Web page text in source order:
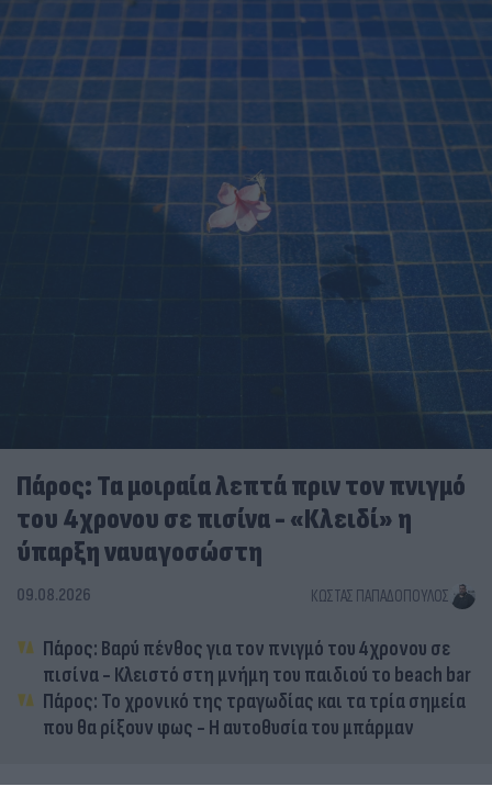
Πάρος: Τα μοιραία λεπτά πριν τον πνιγμό
του 4χρονου σε πισίνα - «Κλειδί» η
ύπαρξη ναυαγοσώστη
09.08.2026 ΚΏΣΤΑΣ ΠΑΠΑΔΌΠΟΥΛΟΣ
Πάρος: Βαρύ πένθος για τον πνιγμό του 4χρονου σε
πισίνα - Κλειστό στη μνήμη του παιδιού το beach bar
Πάρος: Το χρονικό της τραγωδίας και τα τρία σημεία
που θα ρίξουν φως - Η αυτοθυσία του μπάρμαν